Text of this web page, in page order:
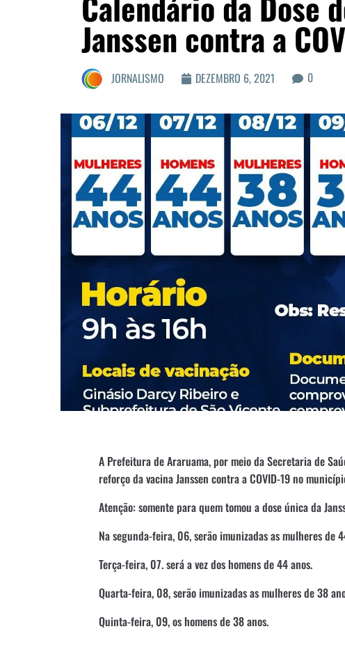
Janssen contra a
JORNALISMO DEZEMBRO 6, 2021 0
A Prefeitura de Araruama, por meio da Secretaria de
reforço da vacina Janssen contra a COVID-19 no
Atenção: somente para quem tomou a dose única da
Na segunda-feira, 06, serão imunizadas as mulheres de
Terça-feira, 07. será a vez dos homens de 44 anos.
Quarta-feira, 08, serão imunizadas as mulheres de 38
Quinta-feira, 09, os homens de 38 anos.